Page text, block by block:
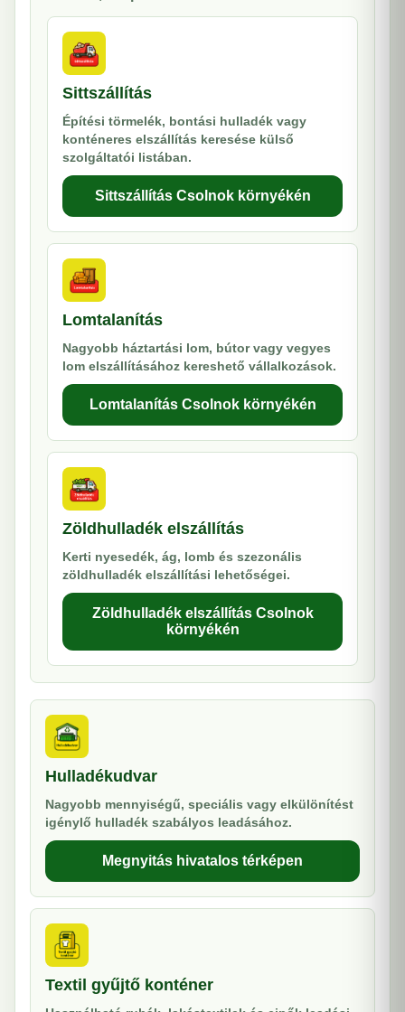
Sittszállítás
Építési törmelék, bontási hulladék vagy
konténeres elszállítás keresése külső
szolgáltatói listában.
Sittszállítás Csolnok környékén
Lomtalanítás
Nagyobb háztartási lom, bútor vagy vegyes
lom elszállításához kereshető vállalkozások.
Lomtalanítás Csolnok környékén
Zöldhulladék elszállítás
Kerti nyesedék, ág, lomb és szezonális
zöldhulladék elszállítási lehetőségei.
Zöldhulladék elszállítás Csolnok
környékén
Hulladékudvar
Nagyobb mennyiségű, speciális vagy elkülönítést
igénylő hulladék szabályos leadásához.
Megnyitás hivatalos térképen
Textil gyűjtő konténer